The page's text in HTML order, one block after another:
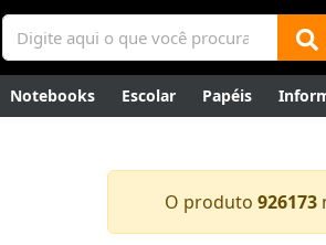
Notebooks Escolar Papéis
O produto 926173